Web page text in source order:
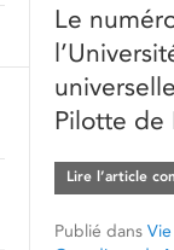
Le
Pilotte de
Lire l’article
Publié dans